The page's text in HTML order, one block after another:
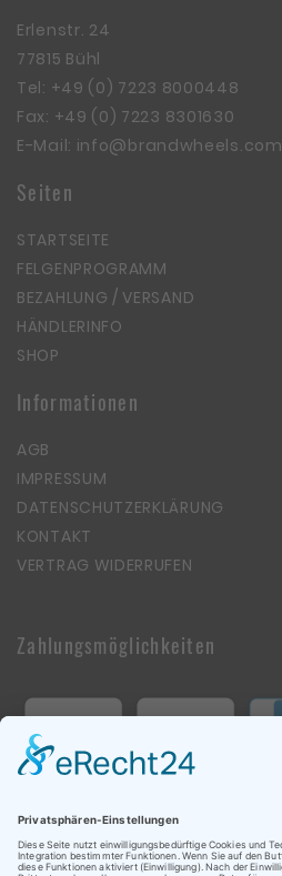
Erlenstr. 24
77815 Bühl
Tel: +49 (0) 7223 8000448
Fax: +49 (0) 7223 8301630
E-Mail: info@brandwheels.com
Seiten
STARTSEITE
FELGENPROGRAMM
BEZAHLUNG / VERSAND
HÄNDLERINFO
SHOP
Informationen
AGB
IMPRESSUM
DATENSCHUTZERKLÄRUNG
KONTAKT
VERTRAG WIDERRUFEN
Zahlungsmöglichkeiten